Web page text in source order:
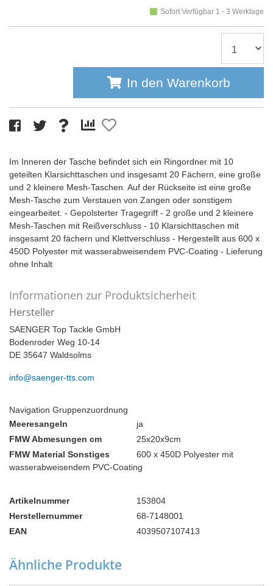
Sofort Verfügbar 1 - 3 Werktage
In den Warenkorb
Im Inneren der Tasche befindet sich ein Ringordner mit 10
geteilten Klarsichttaschen und insgesamt 20 Fächern, eine große
und 2 kleinere Mesh-Taschen. Auf der Rückseite ist eine große
Mesh-Tasche zum Verstauen von Zangen oder sonstigem
eingearbeitet. - Gepolsterter Tragegriff - 2 große und 2 kleinere
Mesh-Taschen mit Reißverschluss - 10 Klarsichttaschen mit
insgesamt 20 fächern und Klettverschluss - Hergestellt aus 600 x
450D Polyester mit wasserabweisendem PVC-Coating - Lieferung
ohne Inhalt
Informationen zur Produktsicherheit
Hersteller
SAENGER Top Tackle GmbH
Bodenroder Weg 10-14
DE 35647 Waldsolms
info@saenger-tts.com
Navigation Gruppenzuordnung
Meeresangeln
ja
FMW Abmesungen cm
25x20x9cm
FMW Material Sonstiges
600 x 450D Polyester mit
wasserabweisendem PVC-Coating
Artikelnummer
153804
Herstellernummer
68-7148001
EAN
4039507107413
Ähnliche Produkte